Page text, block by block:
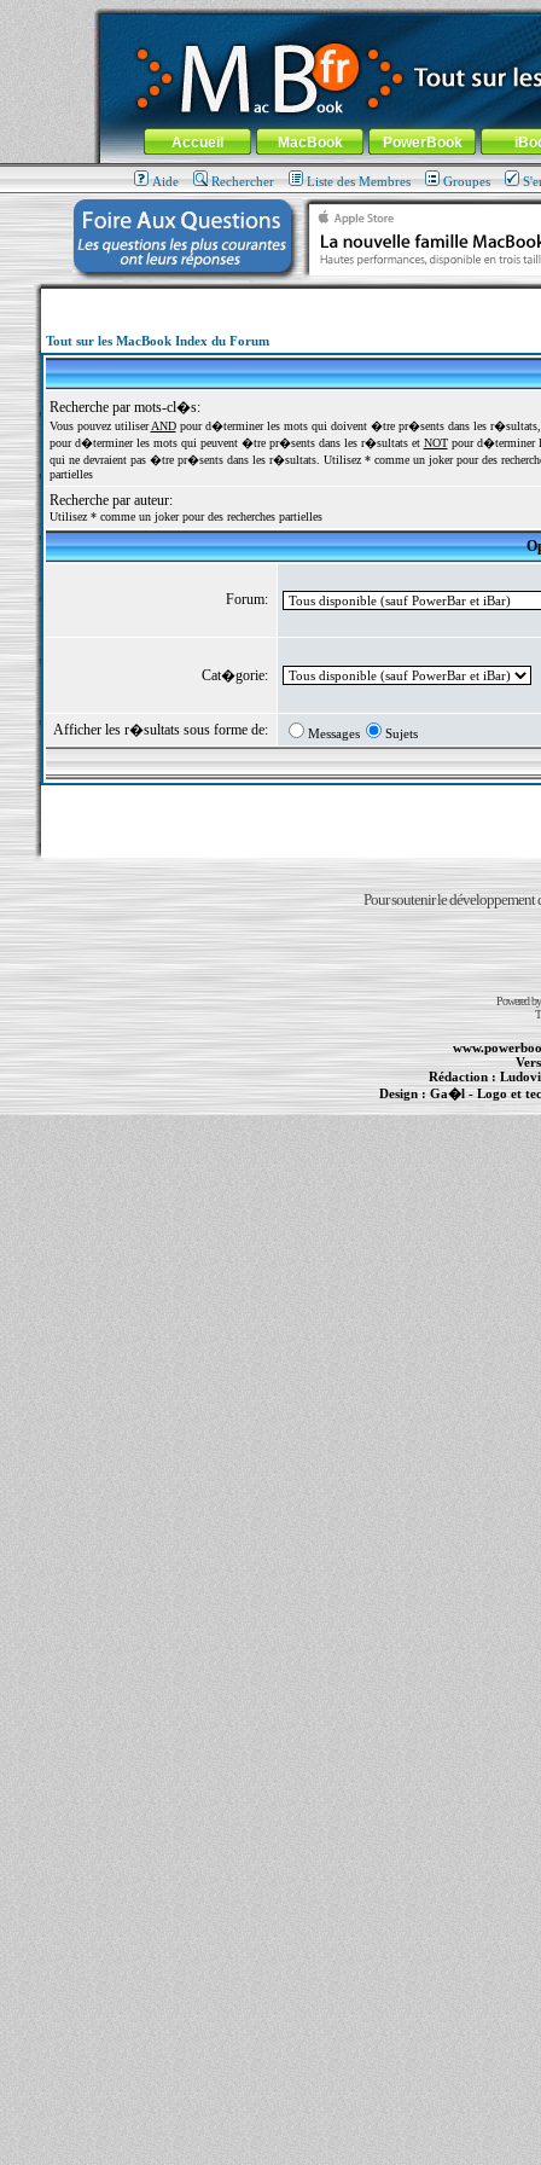
MacBook-fr.com : 100% Apple... 100% nomade !
Aller au contenu-Aller au menu général-Aller au menu de
Menu général
Accueil MacBook PowerBook
Aide Rechercher Liste des Membres Groupes
Tout sur les MacBook Index du Forum
Recherche par mots-cl�s:
Vous pouvez utiliserANDpour d�terminer les mots qui doivent �tre pr�sents dans les
pour d�terminer les mots qui peuvent �tre pr�sents dans les r�sultats et NOTpour d�terminer
qui ne devraient pas �tre pr�sents dans les r�sultats. Utilisez * comme un joker pour des
partielles
Recherche par auteur:
Utilisez * comme un joker pour des recherches partielles
Forum:
Cat�gorie:
Afficher les r�sultats sous forme de: Messages Sujets
Pour soutenir le développement
Powered
Rédaction :
Design : Ga�l- Logo et